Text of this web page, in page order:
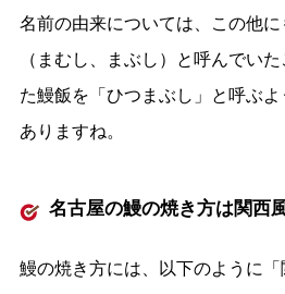
名前の由来については、この他
（まむし、まぶし）と呼んでい
た鰻飯を「ひつまぶし」と呼ぶ
ありますね。
名古屋の鰻の焼き方は関西
鰻の焼き方には、以下のように「